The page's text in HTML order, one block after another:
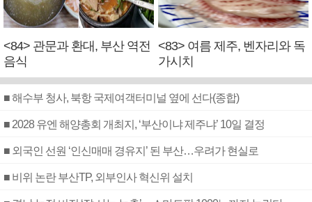
<84> 관문과 환대, 부산 역전
음식
<83> 여름 제주, 벤자리와 독
가시치
■ 해수부 청사, 북항 국제여객터미널 옆에 선다(종합)
■ 2028 유엔 해양총회 개최지, ‘부산이냐 제주냐’ 10일 결정
■ 외국인 선원 ‘인신매매 경유지’ 된 부산…우려가 현실로
■ 비위 논란 부산TP, 외부인사 혁신위 설치